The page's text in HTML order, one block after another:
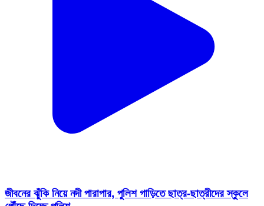
জীবনের ঝুঁকি নিয়ে নদী পারাপার, পুলিশ গাড়িতে ছাত্র-ছাত্রীদের স্কুলে